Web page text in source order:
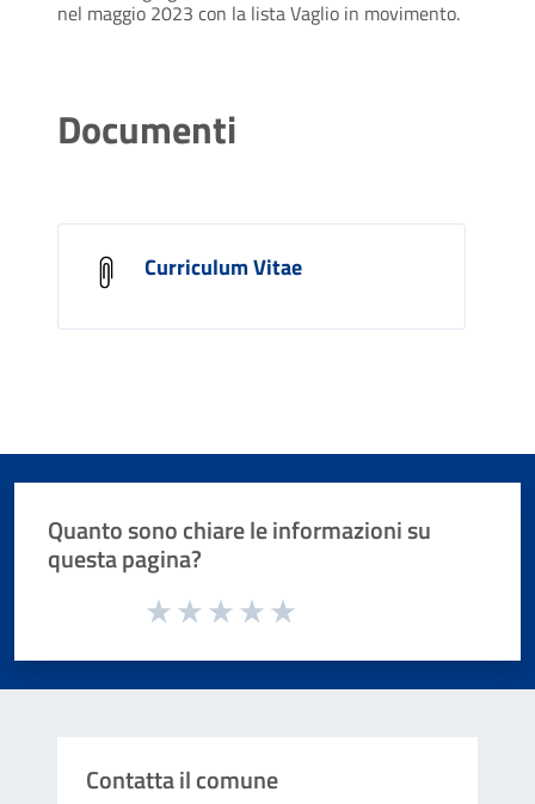
nel maggio 2023 con la lista Vaglio in movimento.
Documenti
Curriculum Vitae
Quanto sono chiare le informazioni su
questa pagina?
Valuta da 1 a 5 stelle la pagina
Contatta il comune